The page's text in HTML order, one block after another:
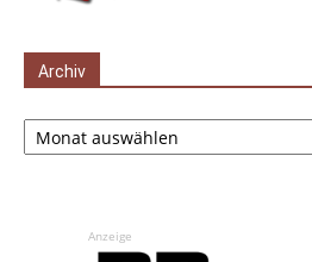
Archiv
Archiv
Anzeige